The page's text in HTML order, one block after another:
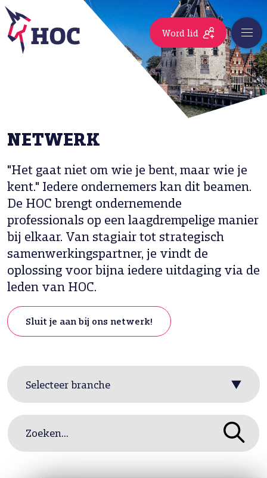
Word lid
NETWERK
"Het gaat niet om wie je bent, maar wie je
kent." Iedere ondernemers kan dit beamen.
De HOC brengt ondernemende
professionals op een laagdrempelige manier
bij elkaar. Van stagiair tot strategisch
samenwerkingspartner, je vindt de
oplossing voor bijna iedere uitdaging via de
leden van HOC.
Sluit je aan bij ons netwerk!
Zoeken...